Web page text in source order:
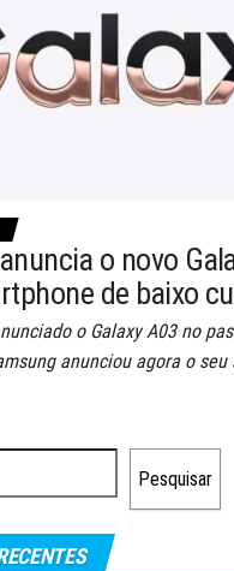
o novo
de baixo
o Galaxy A03 no
anunciou agora o seu
Pesquisar